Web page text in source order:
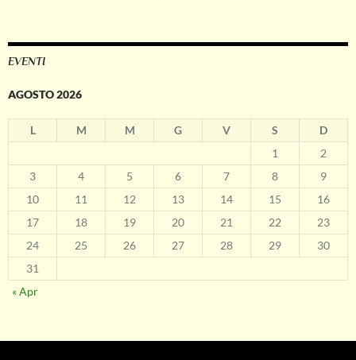
EVENTI
AGOSTO 2026
L M M G V S
D
1
2
3
4 5 6 7 8
9
10
11 12 13 14 15
16
17
18 19 20 21 22
23
24
25 26 27 28 29
30
31
« Apr